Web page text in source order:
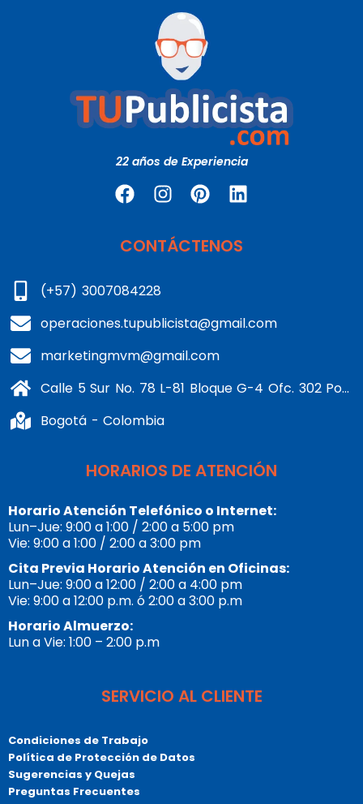
22 años de Experiencia
CONTÁCTENOS
(+57) 3007084228
operaciones.tupublicista@gmail.com
marketingmvm@gmail.com
Calle 5 Sur No. 78 L-81 Bloque G-4 Ofc. 302 Portería 1 Banderas - Kennedy
Bogotá - Colombia
HORARIOS DE ATENCIÓN
Horario Atención Telefónico o Internet:
Lun–Jue: 9:00 a 1:00 / 2:00 a 5:00 pm
Vie: 9:00 a 1:00 / 2:00 a 3:00 pm
Cita Previa Horario Atención en Oficinas:
Lun–Jue: 9:00 a 12:00 / 2:00 a 4:00 pm
Vie: 9:00 a 12:00 p.m. ó 2:00 a 3:00 p.m
Horario Almuerzo:
Lun a Vie: 1:00 – 2:00 p.m
SERVICIO AL CLIENTE
Condiciones de Trabajo
Política de Protección de Datos
Sugerencias y Quejas
Preguntas Frecuentes